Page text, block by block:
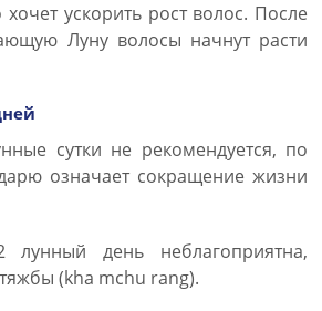
хочет ускорить рост волос. После
Луну волосы начнут расти
сутки не рекомендуется, по
означает сокращение жизни
день неблагоприятна,
(kha mchu rang).